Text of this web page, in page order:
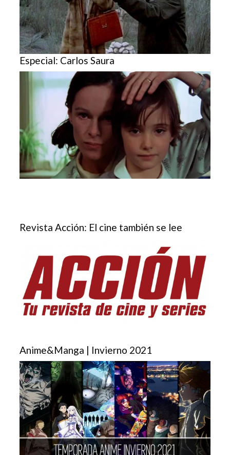
Especial: Carlos Saura
Revista Acción: El cine también se lee
Anime&Manga | Invierno 2021